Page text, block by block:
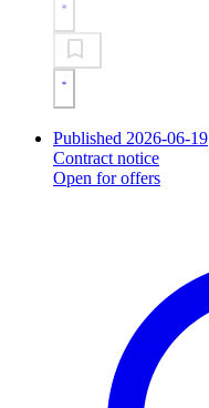
Published 2026-06-19
Contract notice
Open for offers